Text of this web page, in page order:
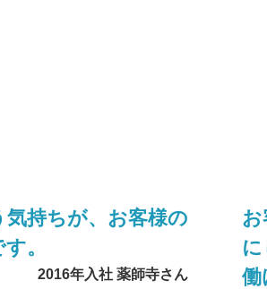
気持ちが、お客様の
。
2016年入社 薬師寺さん
働